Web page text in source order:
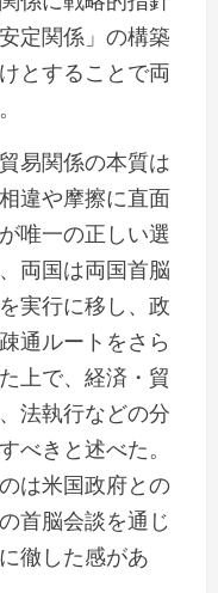
定関係」の構築
とすることで両
易関係の本質は
違や摩擦に直面
唯一の正しい選
両国は両国首脳
実行に移し、政
通ルートをさら
上で、経済・貿
法執行などの分
べきと述べた。
は米国政府との
首脳会談を通じ
徹した感があ